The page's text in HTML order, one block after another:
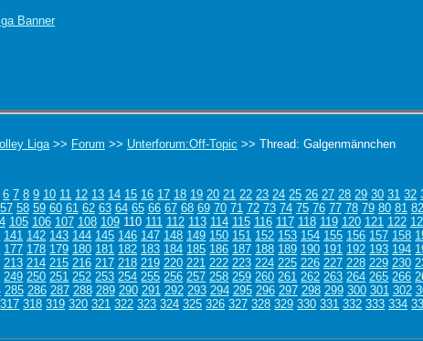
Liga>> Forum >> Unterforum:Off-Topic >> Thread: Galgenmännchen
6 7 8 9 10 11 12 13 14 15 16 17 18 19 20 21 22 23 24 25 26 27 28 29 30 31 32
57 58 59 60 61 62 63 64 65 66 67 68 69 70 71 72 73 74 75 76 77 78 79 80 81 82
105 106 107 108 109110 111 112 113 114 115 116 117 118 119 120 121 122
141 142 143 144 145 146 147 148 149 150 151 152 153 154 155 156 157 158
177 178 179 180 181 182 183 184 185 186 187 188 189 190 191 192 193 194
213 214 215 216 217 218 219 220 221 222 223 224 225 226 227 228 229 230
249 250 251 252 253 254 255 256 257 258 259 260 261 262 263 264 265 266
285 286 287 288 289 290 291 292 293 294 295 296 297 298 299 300 301 302
317 318 319 320 321 322 323 324 325 326 327 328 329 330 331 332 333 334